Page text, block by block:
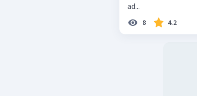
ad...
8 4.2